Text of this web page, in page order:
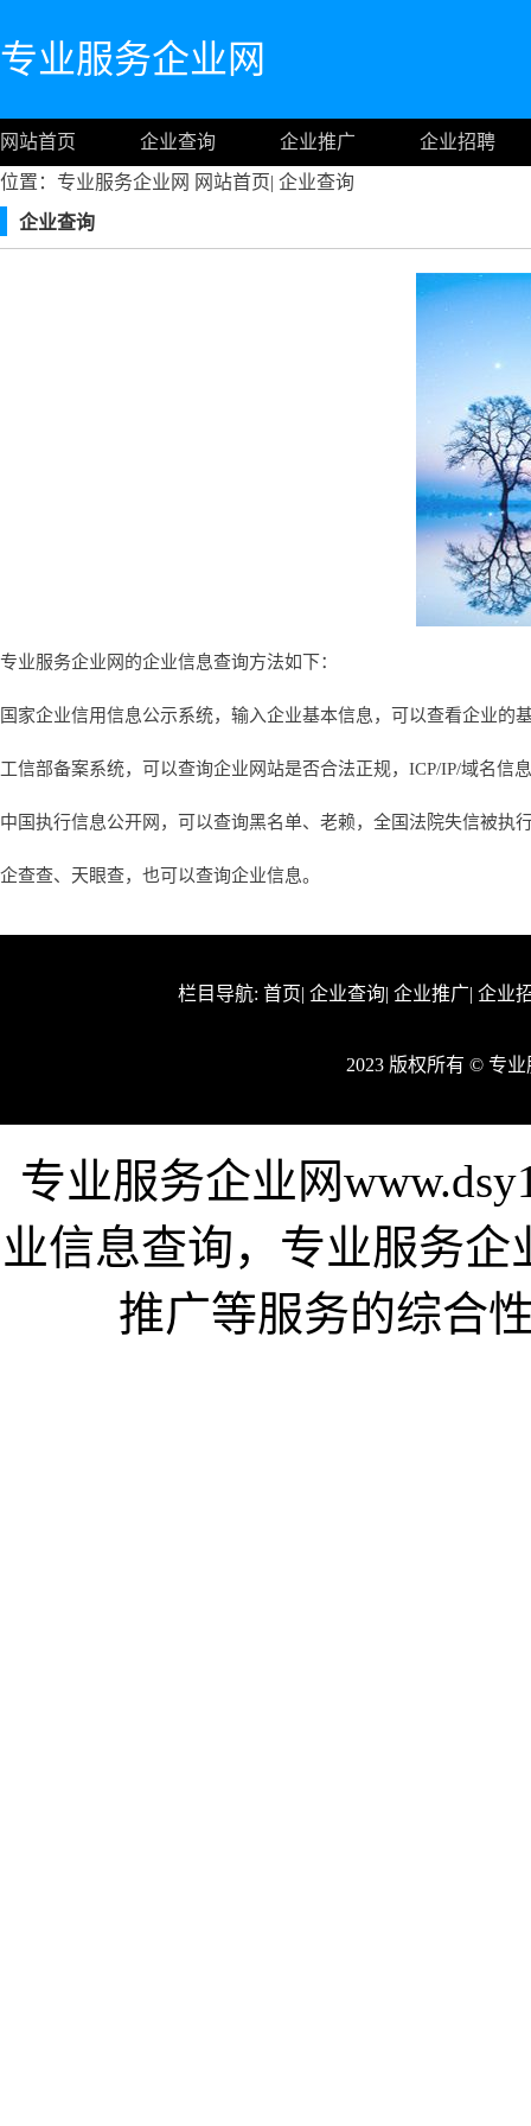
专业服务企业网
网站首页 企业查询 企业推广
企业招聘
位置：专业服务企业网 网站首页| 企业查询
企业查询
专业服务企业网的企业信息查询方法如下：
国家企业信用信息公示系统，输入企业基本信息，可以查看企业的
工信部备案系统，可以查询企业网站是否合法正规，ICP/IP/域名信
中国执行信息公开网，可以查询黑名单、老赖，全国法院失信被执
企查查、天眼查，也可以查询企业信息。
栏目导航: 首页| 企业查询| 企业推广| 企业
2023 版权所有 © 专
专业服务企业网
业信息查询，专业服务
推广等服务的综合